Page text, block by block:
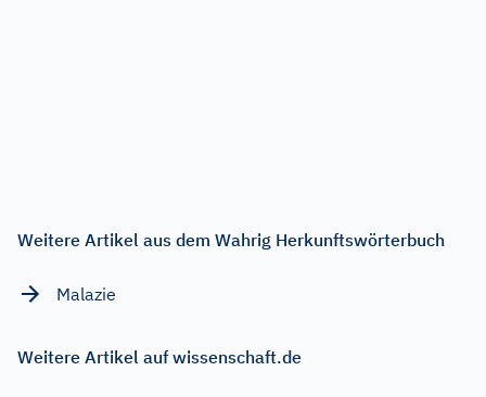
Weitere Artikel aus dem Wahrig Herkunftswörterbuch
Malazie
Weitere Artikel auf wissenschaft.de